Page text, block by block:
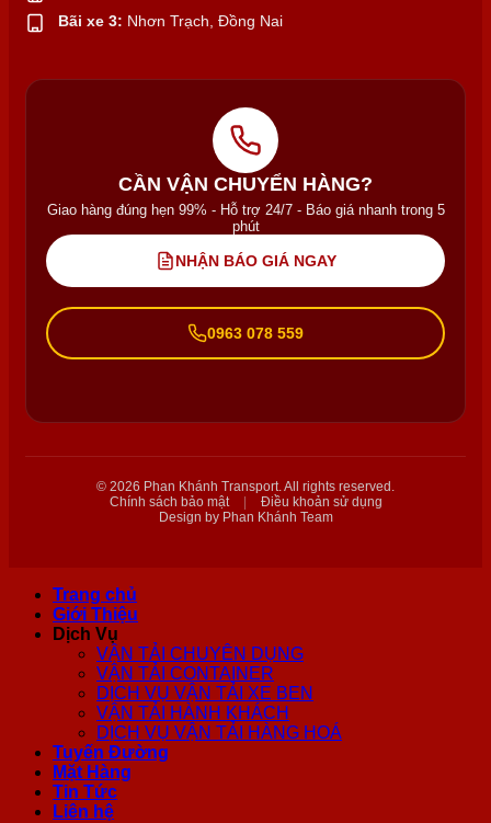
Bãi xe 3: Nhơn Trạch, Đồng Nai
CẦN VẬN CHUYỂN HÀNG?
Giao hàng đúng hẹn 99% - Hỗ trợ 24/7 - Báo giá nhanh trong 5
phút
NHẬN BÁO GIÁ NGAY
0963 078 559
© 2026 Phan Khánh Transport. All rights reserved.
Chính sách bảo mật
Điều khoản sử dụng
Design by Phan Khánh Team
Trang chủ
Giới Thiệu
Dịch Vụ
VẬN TẢI CHUYÊN DỤNG
VẬN TẢI CONTAINER
DỊCH VỤ VẬN TẢI XE BEN
VẬN TẢI HÀNH KHÁCH
DỊCH VỤ VẬN TẢI HÀNG HOÁ
Tuyến Đường
Mặt Hàng
Tin Tức
Liên hệ